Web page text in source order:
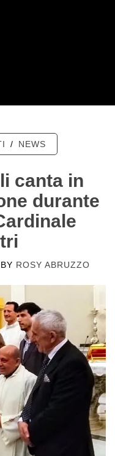
/ NEWS
canta in
durante
BY ROSY ABRUZZO